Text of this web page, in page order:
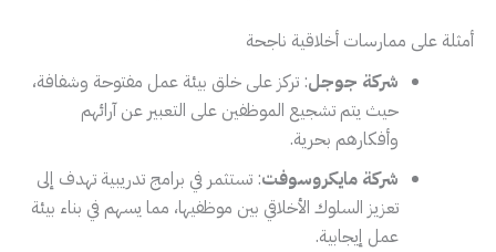
أمثلة على ممارسات أخلاقية ناجحة
شركة جوجل: تركز على خلق بيئة عمل مفتوحة وشفافة،
حيث يتم تشجيع الموظفين على التعبير عن آرائهم
وأفكارهم بحرية.
شركة مايكروسوفت: تستثمر في برامج تدريبية تهدف إلى
تعزيز السلوك الأخلاقي بين موظفيها، مما يسهم في بناء بيئة
عمل إيجابية.